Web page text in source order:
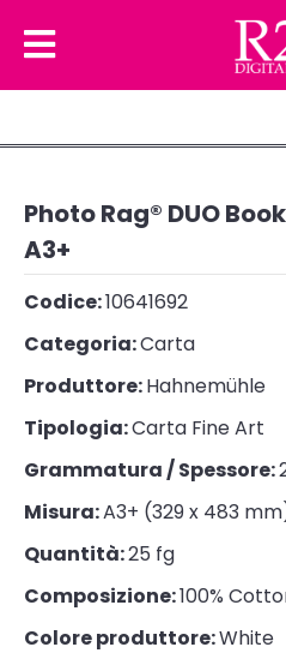
Photo Rag® DUO
A3+
Codice:10641692
Categoria:Carta
Produttore:Hahnemühle
Tipologia:Carta Fine Art
Grammatura / Spessore:
Misura:A3+ (329 x 483
Quantità:25 fg
Composizione:100%
Colore produttore:White